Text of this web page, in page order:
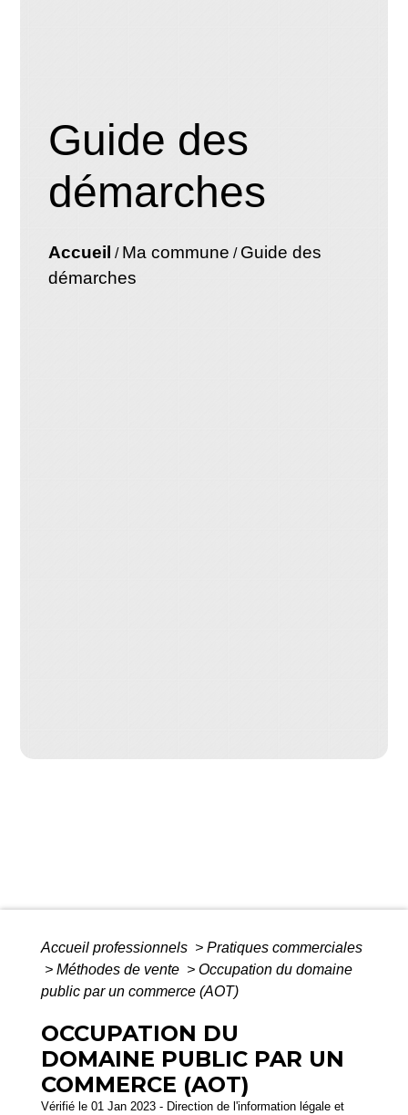
Guide des
démarches
Accueil / Ma commune / Guide des
démarches
Accueil professionnels > Pratiques commerciales
> Méthodes de vente > Occupation du domaine
public par un commerce (AOT)
OCCUPATION DU
DOMAINE PUBLIC PAR UN
COMMERCE (AOT)
Vérifié le 01 Jan 2023 - Direction de l'information légale et